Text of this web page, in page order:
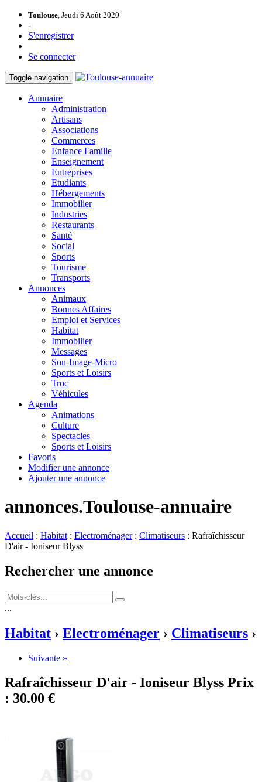
Toulouse, Jeudi 6 Août 2020
-
S'enregistrer
Se connecter
Toggle navigation
Annuaire
Administration
Artisans
Associations
Commerces
Enfance Famille
Enseignement
Entreprises
Etudiants
Hébergements
Immobilier
Industries
Restaurants
Santé
Social
Sports
Tourisme
Transports
Annonces
Animaux
Bonnes Affaires
Emploi et Services
Habitat
Immobilier
Messages
Son-Image-Micro
Sports et Loisirs
Troc
Véhicules
Agenda
Animations
Culture
Spectacles
Sports et Loisirs
Favoris
Modifier une annonce
Ajouter une annonce
annonces.Toulouse-annuaire
Accueil : Habitat : Electroménager: Climatiseurs : Rafraîchisseur
D'air - Ioniseur Blyss
Rechercher une annonce
...
Habitat › Electroménager › Climatiseurs ›
Suivante »
Rafraîchisseur D'air - Ioniseur Blyss Prix
: 30.00 €